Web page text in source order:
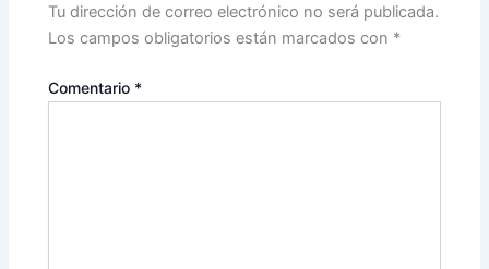
Tu dirección de correo electrónico no será publicada.
Los campos obligatorios están marcados con *
Comentario *